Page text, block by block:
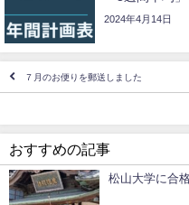
2024年4月14日
７月のお便りを郵送しました
おすすめの記事
松山大学に合